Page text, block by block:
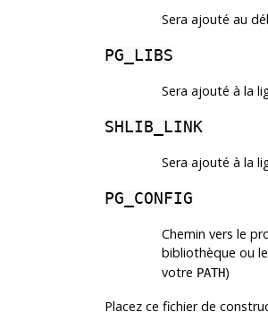
Sera ajouté au
PG_LIBS
Sera ajouté à la
SHLIB_LINK
Sera ajouté à la
PG_CONFIG
Chemin vers le
bibliothèque ou
votre PATH)
Placez ce fichier de